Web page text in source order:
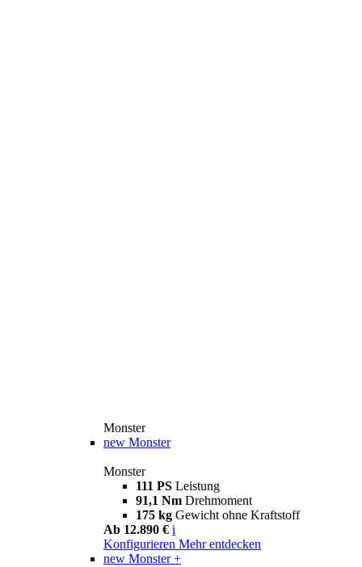
Monster
new Monster
Monster
111 PS Leistung
91,1 Nm Drehmoment
175 kg Gewicht ohne Kraftstoff
Ab 12.890 € i
Konfigurieren Mehr entdecken
new Monster +